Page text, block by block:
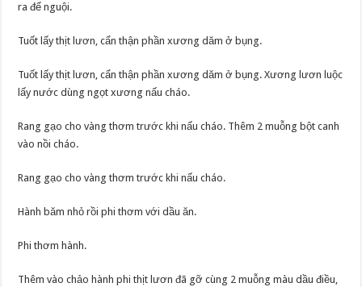
ra để nguội.
Tuốt lấy thịt lươn, cẩn thận phần xương dăm ở bụng.
Tuốt lấy thịt lươn, cẩn thận phần xương dăm ở bụng. Xương lươn luộc
lấy nước dùng ngọt xương nấu cháo.
Rang gạo cho vàng thơm trước khi nấu cháo. Thêm 2 muỗng bột canh
vào nồi cháo.
Rang gạo cho vàng thơm trước khi nấu cháo.
Hành băm nhỏ rồi phi thơm với dầu ăn.
Phi thơm hành.
Thêm vào chảo hành phi thịt lươn đã gỡ cùng 2 muỗng màu dầu điều,